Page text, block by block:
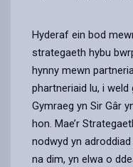
Hyderaf ein bod
strategaeth hybu
hynny mewn
phartneriaid lu, i
Gymraeg yn Sir Gâr
hon. Mae’r
nodwyd yn
na dim, yn elwa o